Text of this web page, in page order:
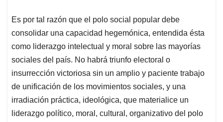
Es por tal razón que el polo social popular debe
consolidar una capacidad hegemónica, entendida ésta
como liderazgo intelectual y moral sobre las mayorías
sociales del país. No habrá triunfo electoral o
insurrección victoriosa sin un amplio y paciente trabajo
de unificación de los movimientos sociales, y una
irradiación práctica, ideológica, que materialice un
liderazgo político, moral, cultural, organizativo del polo